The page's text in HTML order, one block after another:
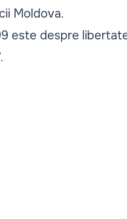
Moldova.
este despre